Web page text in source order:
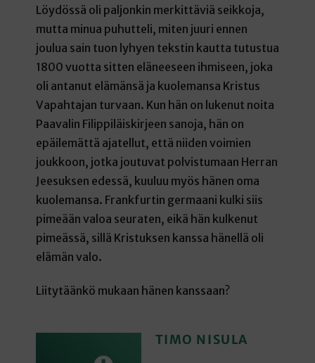
Löydössä oli paljonkin merkittäviä seikkoja,
mutta minua puhutteli, miten juuri ennen
joulua sain tuon lyhyen tekstin kautta tutustua
1800 vuotta sitten eläneeseen ihmiseen, joka
oli antanut elämänsä ja kuolemansa Kristus
Vapahtajan turvaan. Kun hän on lukenut noita
Paavalin Filippiläiskirjeen sanoja, hän on
epäilemättä ajatellut, että niiden voimien
joukkoon, jotka joutuvat polvistumaan Herran
Jeesuksen edessä, kuuluu myös hänen oma
kuolemansa. Frankfurtin germaani kulki siis
pimeään valoa seuraten, eikä hän kulkenut
pimeässä, sillä Kristuksen kanssa hänellä oli
elämän valo.
Liitytäänkö mukaan hänen kanssaan?
TIMO NISULA